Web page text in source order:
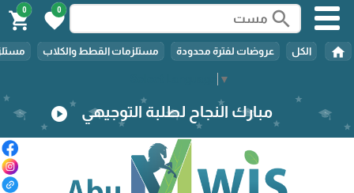
▼
search
0
favorite
0
shopping_cart
home الكل عروضات لفترة محدودة مستلزمات القطط والكلاب
مبارك النجاح لطلبة التوجيهي play_circle